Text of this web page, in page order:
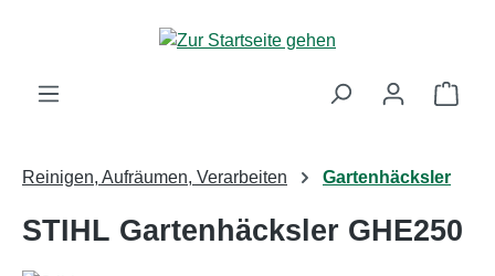
Zum Hauptinhalt springen
Reinigen, Aufräumen, Verarbeiten Gartenhäcksler
STIHL Gartenhäcksler GHE250